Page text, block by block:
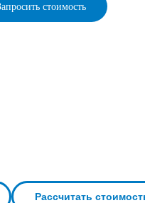
стоимость
Рассчитать